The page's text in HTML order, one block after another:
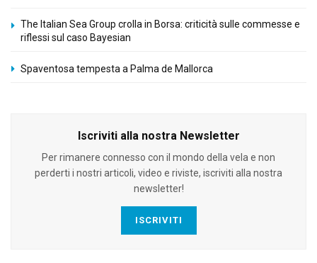
The Italian Sea Group crolla in Borsa: criticità sulle commesse e
riflessi sul caso Bayesian
Spaventosa tempesta a Palma de Mallorca
Iscriviti alla nostra Newsletter
Per rimanere connesso con il mondo della vela e non
perderti i nostri articoli, video e riviste, iscriviti alla nostra
newsletter!
ISCRIVITI